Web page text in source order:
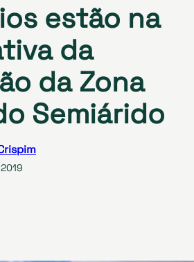
estão na
da
da Zona
Semiárido